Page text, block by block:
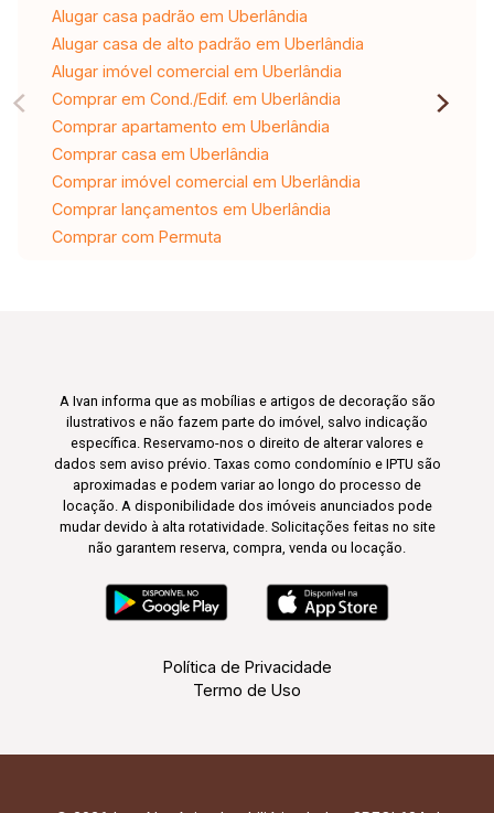
Alugar casa padrão em Uberlândia
Alugar casa de alto padrão em Uberlândia
Alugar imóvel comercial em Uberlândia
Comprar em Cond./Edif. em Uberlândia
Comprar apartamento em Uberlândia
Comprar casa em Uberlândia
Comprar imóvel comercial em Uberlândia
Comprar lançamentos em Uberlândia
Comprar com Permuta
A Ivan informa que as mobílias e artigos de decoração são
ilustrativos e não fazem parte do imóvel, salvo indicação
específica. Reservamo-nos o direito de alterar valores e
dados sem aviso prévio. Taxas como condomínio e IPTU são
aproximadas e podem variar ao longo do processo de
locação. A disponibilidade dos imóveis anunciados pode
mudar devido à alta rotatividade. Solicitações feitas no site
não garantem reserva, compra, venda ou locação.
Política de Privacidade
Termo de Uso